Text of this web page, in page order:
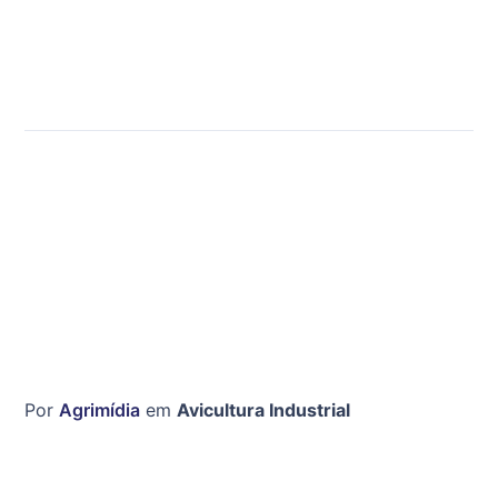
Por Agrimídia em Avicultura Industrial